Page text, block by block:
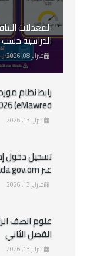
المعدلات
الدراسية حسب
فبراير 08, 2026
(eMawred)
فبراير 13, 2026
عبر ejada.gov.om
فبراير 13, 2026
علوم الصف
الفصل الثاني
فبراير 13, 2026